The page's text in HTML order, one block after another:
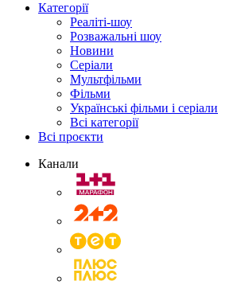
Категорії
Реаліті-шоу
Розважальні шоу
Новини
Серіали
Мультфільми
Фільми
Українські фільми і серіали
Всі категорії
Всі проєкти
Канали